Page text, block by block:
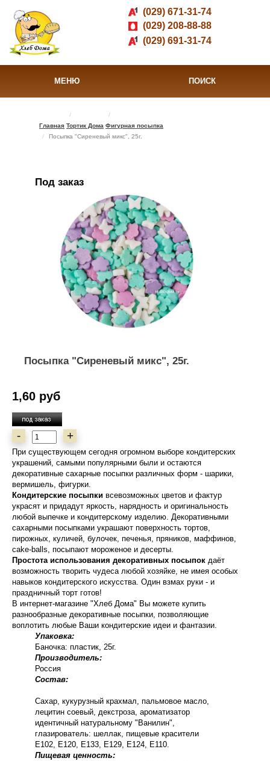
(029) 671-31-74
(029) 208-88-88
(029) 691-31-74
МЕНЮ ПОИСК
Главная Тортик Дома Фигурная посыпка
Посыпка "Сиреневый микс", 25г.
Под заказ
Посыпка "Сиреневый микс", 25г.
1,60 руб
- +
При существующем сегодня огромном выборе кондитерских
украшений, самыми популярными были и остаются
декоративные сахарные посыпки различных форм - шарики,
вермишель, фигурки.
Кондитерские посыпки всевозможных цветов и фактур
украсят и придадут яркость, нарядность и оригинальность
любой выпечке и кондитерскому изделию. Декоративными
сахарными посыпками украшают поверхность тортов,
пирожных, куличей, булочек, печенья, пряников, маффинов,
cake-balls, посыпают мороженое и десерты.
Простота использования декоративных посыпок даёт
возможность творить чудеса любой хозяйке, не имея особых
навыков кондитерского искусства. Один взмах руки - и
праздничный торт готов!
В интернет-магазине "Хлеб Дома" Вы можете купить
разнообразные декоративные посыпки, позволяющие
воплотить любые Ваши кондитерские идеи и фантазии.
Упаковка:
Баночка: пластик, 25г.
Производитель:
Россия
Состав:
Сахар, кукурузный крахмал, пальмовое масло,
лецитин соевый, декстроза, ароматизатор
идентичный натуральному "Ванилин",
глазирователь: шеллак, пищевые красители
Е102, Е120, Е133, Е129, Е124, Е110.
Пищевая ценность: